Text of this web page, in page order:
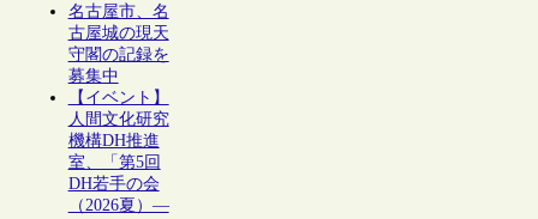
名古屋市、名
古屋城の現天
守閣の記録を
募集中
【イベント】
人間文化研究
機構DH推進
室、「第5回
DH若手の会
（2026夏）―